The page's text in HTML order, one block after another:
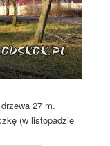
27 m.
(w listopadzie